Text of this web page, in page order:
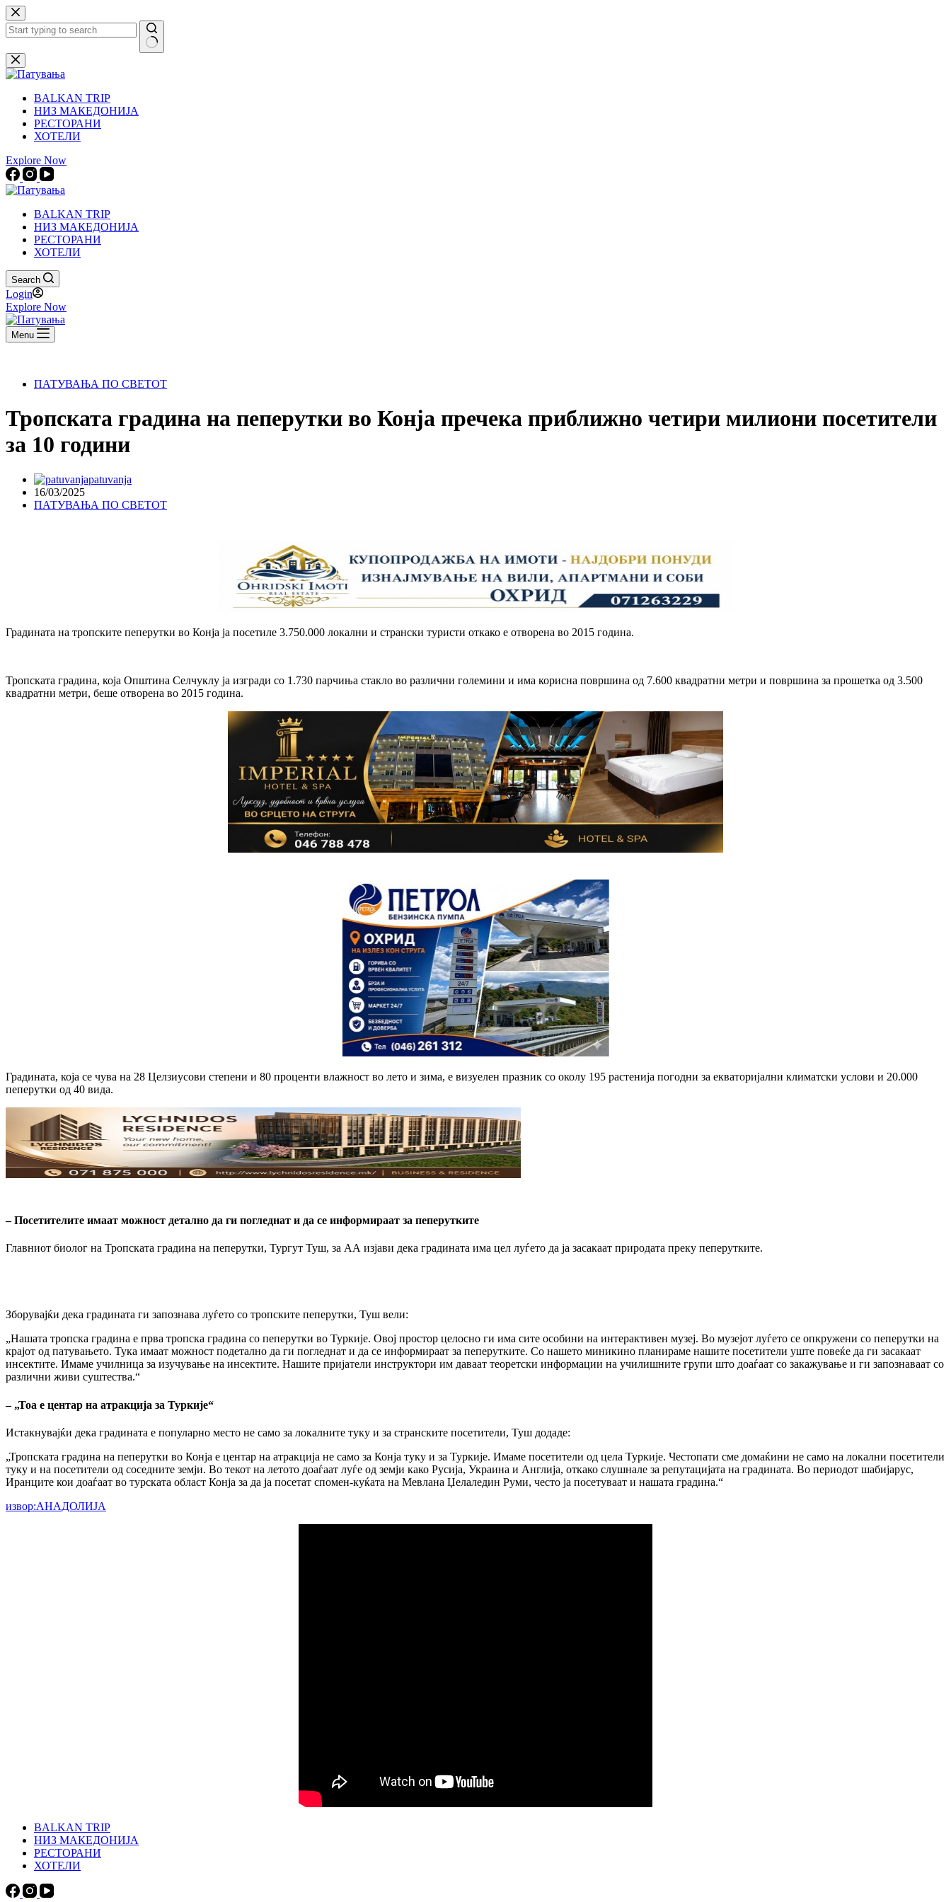
Skip
to
content
No
results
BALKAN TRIP
НИЗ МАКЕДОНИЈА
РЕСТОРАНИ
ХОТЕЛИ
Explore Now
BALKAN TRIP
НИЗ МАКЕДОНИЈА
РЕСТОРАНИ
ХОТЕЛИ
Search
Login
Explore Now
Menu
ПАТУВАЊА ПО СВЕТОТ
Тропската градина на пеперутки во Конја пречека приближно четири милиони посетители
за 10 години
patuvanja
16/03/2025
ПАТУВАЊА ПО СВЕТОТ
Градината на тропските пеперутки во Конја ја посетиле 3.750.000 локални и странски туристи откако е отворена во 2015 година.
Тропската градина, која Општина Селчуклу ја изгради со 1.730 парчиња стакло во различни големини и има корисна површина од 7.600 квадратни метри и површина за прошетка од 3.500
квадратни метри, беше отворена во 2015 година.
Градината, која се чува на 28 Целзиусови степени и 80 проценти влажност во лето и зима, е визуелен празник со околу 195 растенија погодни за екваторијални климатски услови и 20.000
пеперутки од 40 вида.
– Посетителите имаат можност детално да ги погледнат и да се информираат за пеперутките
Главниот биолог на Тропската градина на пеперутки, Тургут Туш, за АА изјави дека градината има цел луѓето да ја засакаат природата преку пеперутките.
Зборувајќи дека градината ги запознава луѓето со тропските пеперутки, Туш вели:
„Нашата тропска градина е прва тропска градина со пеперутки во Туркије. Овој простор целосно ги има сите особини на интерактивен музеј. Во музејот луѓето се опкружени со пеперутки на
крајот од патувањето. Тука имаат можност подетално да ги погледнат и да се информираат за пеперутките. Со нашето миникино планираме нашите посетители уште повеќе да ги засакаат
инсектите. Имаме училница за изучување на инсектите. Нашите пријатели инструктори им даваат теоретски информации на училишните групи што доаѓаат со закажување и ги запознаваат со
различни живи суштества.“
– „Тоа е центар на атракција за Туркије“
Истакнувајќи дека градината е популарно место не само за локалните туку и за странските посетители, Туш додаде:
„Тропската градина на пеперутки во Конја е центар на атракција не само за Конја туку и за Туркије. Имаме посетители од цела Туркије. Честопати сме домаќини не само на локални посетители
туку и на посетители од соседните земји. Во текот на летото доаѓаат луѓе од земји како Русија, Украина и Англија, откако слушнале за репутацијата на градината. Во периодот шабијарус,
Иранците кои доаѓаат во турската област Конја за да ја посетат спомен-куќата на Мевлана Џелаледин Руми, често ја посетуваат и нашата градина.“
извор:АНАДОЛИЈА
BALKAN TRIP
НИЗ МАКЕДОНИЈА
РЕСТОРАНИ
ХОТЕЛИ